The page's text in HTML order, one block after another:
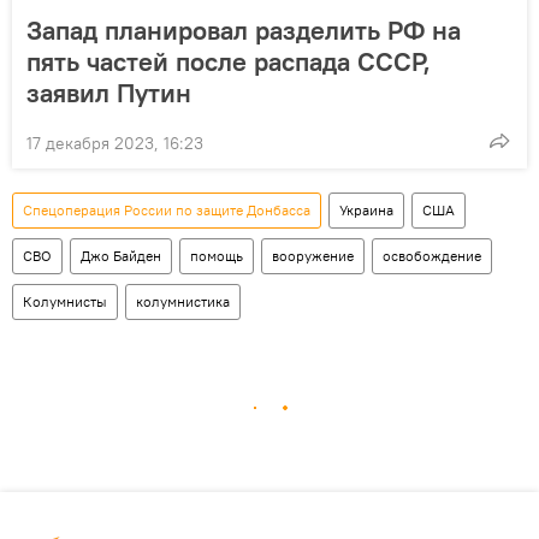
Запад планировал разделить РФ на
пять частей после распада СССР,
заявил Путин
17 декабря 2023, 16:23
Спецоперация России по защите Донбасса Украина США
СВО Джо Байден помощь вооружение освобождение
Колумнисты колумнистика